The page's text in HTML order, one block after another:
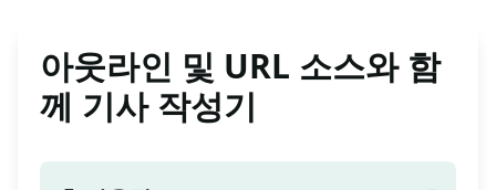
아웃라인 및 URL 소스와 함
께 기사 작성기